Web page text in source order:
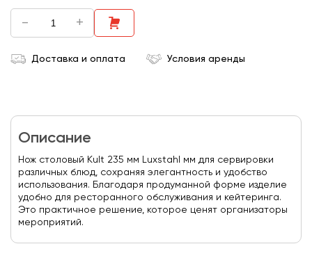
- +
Доставка и оплата Условия аренды
Описание
Нож столовый Kult 235 мм Luxstahl мм для сервировки
различных блюд, сохраняя элегантность и удобство
использования. Благодаря продуманной форме изделие
удобно для ресторанного обслуживания и кейтеринга.
Это практичное решение, которое ценят организаторы
мероприятий.